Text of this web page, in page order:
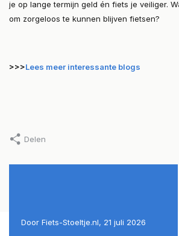
je op lange termijn geld én fiets je veiliger.
om zorgeloos te kunnen blijven fietsen?
>>>Lees meer interessante blogs
Delen
Door Fiets-Stoeltje.nl, 21 juli 2026